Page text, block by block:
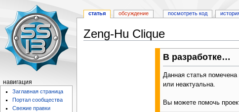
Zeng-Hu Clique
В разработке…
Данная статья
или неактуальна.
Вы можете помочь
статья обсуждение посмотреть код
навигация
Заглавная страница
Портал сообщества
Свежие правки